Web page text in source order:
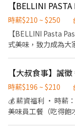
面談，初審資格不
資，依面談結果與經
Wondertable餐飲
BELLINI CAFFÈ、
日式鍋物餐廳：
吉屋、吉天麩羅 全
展中。
------------- 【應徵
請。 ②履歷初審合
行通知。 ③錄取的實
級。
時薪$210 ~ $250
【BELLINI Pasta
式美味，致力成為大
作 2. 內、外場聯繫
收銀結帳，開店前準備
時段 中班：
排休息時間，週六
時薪$196 ~ $210
💰 薪資福利 • 時薪
美味員工餐（吃得